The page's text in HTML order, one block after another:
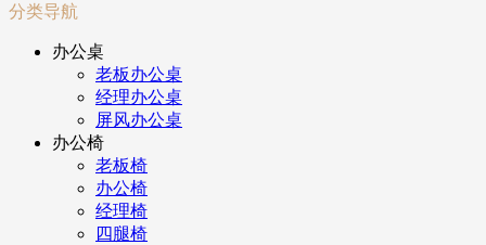
分类导航
办公桌
老板办公桌
经理办公桌
屏风办公桌
办公椅
老板椅
办公椅
经理椅
四腿椅